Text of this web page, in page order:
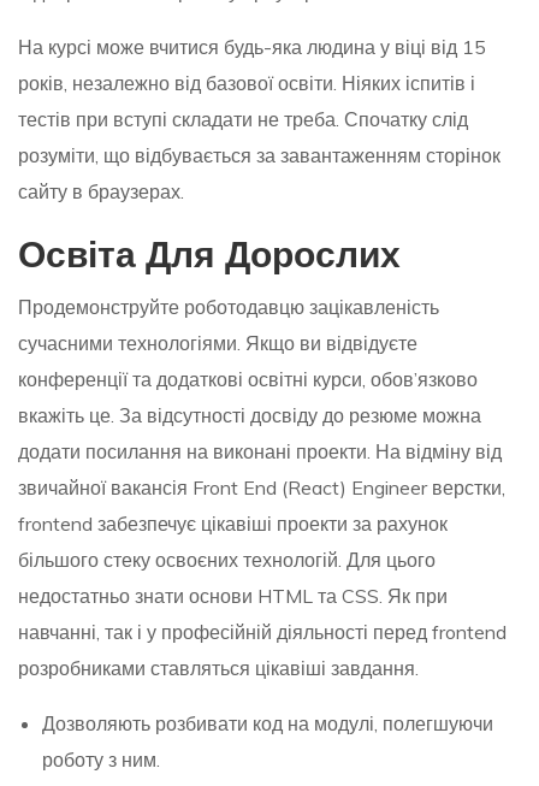
На курсі може вчитися будь-яка людина у віці від 15
років, незалежно від базової освіти. Ніяких іспитів і
тестів при вступі складати не треба. Спочатку слід
розуміти, що відбувається за завантаженням сторінок
сайту в браузерах.
Освіта Для Дорослих
Продемонструйте роботодавцю зацікавленість
сучасними технологіями. Якщо ви відвідуєте
конференції та додаткові освітні курси, обов’язково
вкажіть це. За відсутності досвіду до резюме можна
додати посилання на виконані проекти. На відміну від
звичайної вакансія Front End (React) Engineerверстки,
frontend забезпечує цікавіші проекти за рахунок
більшого стеку освоєних технологій. Для цього
недостатньо знати основи HTML та CSS. Як при
навчанні, так і у професійній діяльності перед frontend
розробниками ставляться цікавіші завдання.
Дозволяють розбивати код на модулі, полегшуючи
роботу з ним.